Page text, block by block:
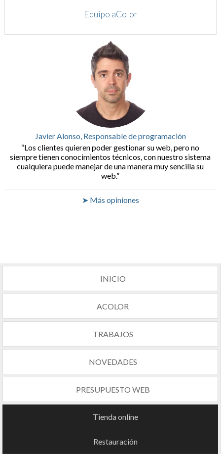
Equipo aColor
Javier Alonso, Responsable de programación
Los clientes quieren poder gestionar su web, pero no
siempre tienen conocimientos técnicos, con nuestro sistema
cualquiera puede manejar de una manera muy sencilla su
web.
➤ Más opiniones
INICIO
ACOLOR
TRABAJOS
NOVEDADES
PRESUPUESTO WEB
Tienda online
Restauración